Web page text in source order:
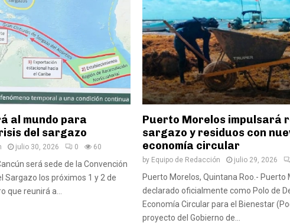
al mundo para
del sargazo
julio 30, 2026 0 60
será sede de la Convención
Sargazo los próximos 1 y 2 de
que reunirá a...
Puerto Morelos impulsará
sargazo y residuos con
economía circular
by Equipo de Redacción julio 29, 2026
Puerto Morelos, Quintana Roo.- Puerto
declarado oficialmente como Polo de
Economía Circular para el Bienestar
proyecto del Gobierno de...